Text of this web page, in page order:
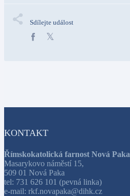
Sdílejte událost
KONTAKT
Římskokatolická farnost Nová Paka
Masarykovo náměstí 15,
509 01 Nová Paka
tel: 731 626 101 (pevná linka)
e-mail: rkf.novapaka@dihk.cz